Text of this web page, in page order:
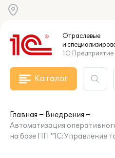
Отраслевые
и
1С:Предприятие
Каталог
Главная
Внедрения
Автоматизация
на базе ПП "1С:Управление